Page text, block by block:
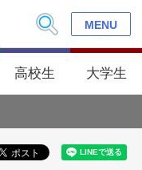
MENU
高校生 大学生